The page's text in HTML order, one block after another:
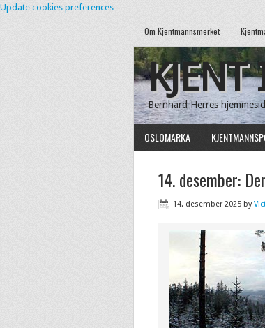
Update cookies preferences
Om Kjentmannsmerket
KJENT
Bernhard Herres
OSLOMARKA
14. desember:
14. desember 2025 by